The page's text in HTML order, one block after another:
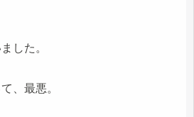
した。
、最悪。